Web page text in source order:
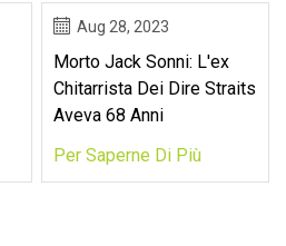
Aug 28, 2023
Morto Jack Sonni: L'ex
Chitarrista Dei Dire Straits
Aveva 68 Anni
Per Saperne Di Più